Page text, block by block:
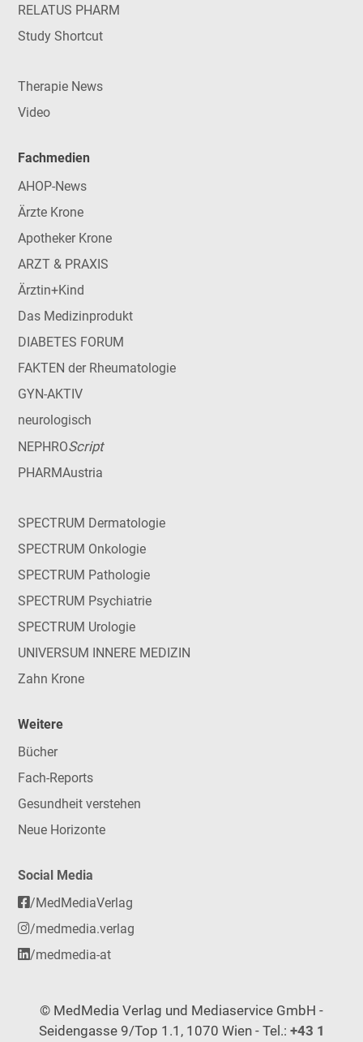
RELATUS PHARM
Study Shortcut
Therapie News
Video
Fachmedien
AHOP-News
Ärzte Krone
Apotheker Krone
ARZT & PRAXIS
Ärztin+Kind
Das Medizinprodukt
DIABETES FORUM
FAKTEN der Rheumatologie
GYN-AKTIV
neurologisch
NEPHROScript
PHARMAustria
SPECTRUM Dermatologie
SPECTRUM Onkologie
SPECTRUM Pathologie
SPECTRUM Psychiatrie
SPECTRUM Urologie
UNIVERSUM INNERE MEDIZIN
Zahn Krone
Weitere
Bücher
Fach-Reports
Gesundheit verstehen
Neue Horizonte
Social Media
/MedMediaVerlag
/medmedia.verlag
/medmedia-at
© MedMedia Verlag und Mediaservice GmbH -
Seidengasse 9/Top 1.1, 1070 Wien - Tel.: +43 1